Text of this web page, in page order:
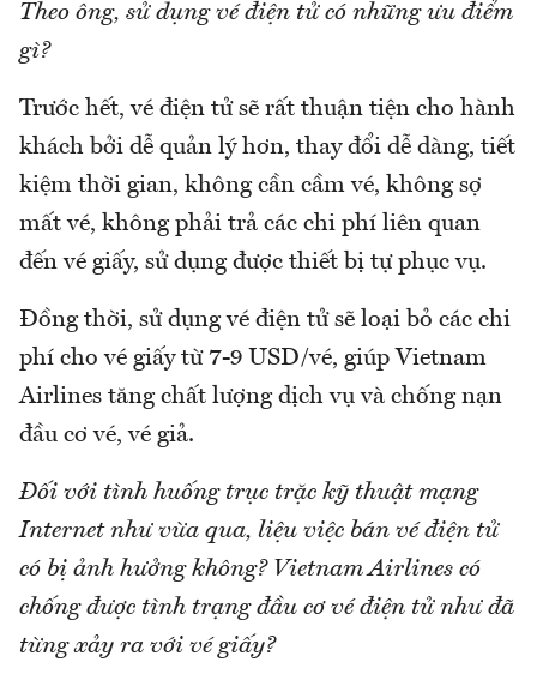
Theo ông, sử dụng vé điện tử có những ưu điểm
gì?
Trước hết, vé điện tử sẽ rất thuận tiện cho hành
khách bởi dễ quản lý hơn, thay đổi dễ dàng, tiết
kiệm thời gian, không cần cầm vé, không sợ
mất vé, không phải trả các chi phí liên quan
đến vé giấy, sử dụng được thiết bị tự phục vụ.
Đồng thời, sử dụng vé điện tử sẽ loại bỏ các chi
phí cho vé giấy từ 7-9 USD/vé, giúp Vietnam
Airlines tăng chất lượng dịch vụ và chống nạn
đầu cơ vé, vé giả.
Đối với tình huống trục trặc kỹ thuật mạng
Internet như vừa qua, liệu việc bán vé điện tử
có bị ảnh hưởng không? Vietnam Airlines có
chống được tình trạng đầu cơ vé điện tử như đã
từng xảy ra với vé giấy?